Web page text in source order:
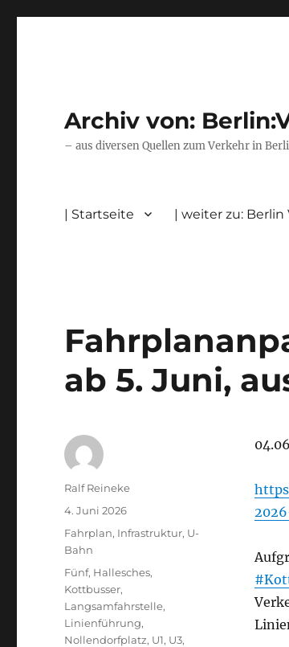
Archiv von:
– aus diversen Quellen zum Verkehr in
| Startseite | weiter zu: Berlin
ab 5. Juni,
Autor
Ralf Reineke
Veröffentlicht
am
4. Juni 2026
Kategorien
Fahrplan, Infrastruktur, U-
Bahn
Schlagwörter
Fünf, Hallesches,
Kottbusser,
Langsamfahrstelle,
Linienführung,
Nollendorfplatz, U1, U3,